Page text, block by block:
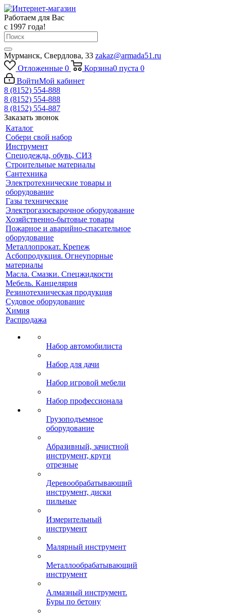
Работаем для Вас
с 1997 года!
Мурманск, Свердлова, 33 zakaz@armada51.ru
Отложенные 0 Корзина0 пуста 0
ВойтиМой кабинет
8 (8152) 554-888
8 (8152) 554-888
8 (8152) 554-887
Заказать звонок
Каталог
Собери свой набор
Инструмент
Спецодежда, обувь, СИЗ
Строительные материалы
Сантехника
Электротехнические товары и
оборудование
Газы технические
Электрогазосварочное оборудование
Хозяйственно-бытовые товары
Пожарное и аварийно-спасательное
оборудование
Металлопрокат. Крепеж
Асбопродукция. Огнеупорные
материалы
Масла. Смазки. Спецжидкости
Мебель. Канцелярия
Резинотехническая продукция
Судовое оборудование
Химия
Распродажа
Набор автомобилиста
Набор для дачи
Набор игровой мебели
Набор профессионала
Грузоподъемное
оборудование
Абразивный, зачистной
инструмент, круги
отрезные
Деревообрабатывающий
инструмент, диски
пильные
Измерительный
инструмент
Малярный инструмент
Металлообрабатывающий
инструмент
Алмазный инструмент.
Буры по бетону